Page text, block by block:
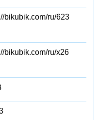
bikubik.com/ru/623
bikubik.com/ru/x26